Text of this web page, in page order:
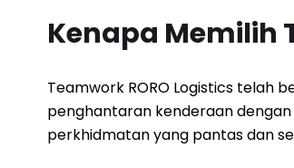
Kenapa Memilih
Teamwork RORO Logistics telah
penghantaran kenderaan dengan
perkhidmatan yang pantas dan